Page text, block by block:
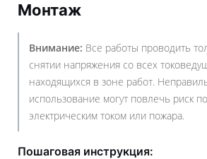
Монтаж
Внимание: Все работы проводить
снятии напряжения со всех
находящихся в зоне работ.
использование могут повлечь риск
электрическим током или пожара.
Пошаговая инструкция: